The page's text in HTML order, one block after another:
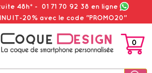
48h* - 01 71 70 92 38 en ligne
20% avec le code "PROMO20"
PANIER
0